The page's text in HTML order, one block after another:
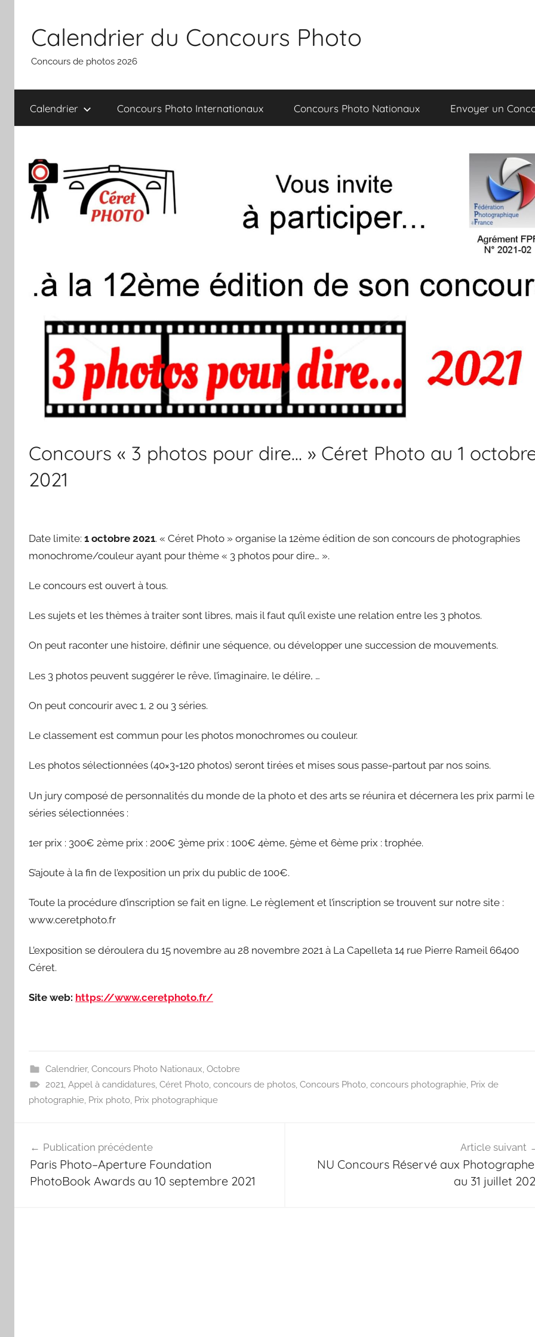
contenu
Calendrier du Concours Photo
Concours de photos 2026
Calendrier Concours Photo Internationaux Concours Photo Nationaux Envoyer un
Concours « 3 photos pour dire… » Céret Photo au 1
2021
Date limite: 1 octobre 2021. « Céret Photo » organise la 12ème édition de son concours de photographies
monochrome/couleur ayant pour thème « 3 photos pour dire… ».
Le concours est ouvert à tous.
Les sujets et les thèmes à traiter sont libres, mais il faut qu’il existe une relation entre les 3 photos.
On peut raconter une histoire, définir une séquence, ou développer une succession de mouvements.
Les 3 photos peuvent suggérer le rêve, l’imaginaire, le délire, …
On peut concourir avec 1, 2 ou 3 séries.
Le classement est commun pour les photos monochromes ou couleur.
Les photos sélectionnées (40×3=120 photos) seront tirées et mises sous passe-partout par nos soins.
Un jury composé de personnalités du monde de la photo et des arts se réunira et décernera les prix parmi
séries sélectionnées :
1er prix : 300€ 2ème prix : 200€ 3ème prix : 100€ 4ème, 5ème et 6ème prix : trophée.
S’ajoute à la fin de l’exposition un prix du public de 100€.
Toute la procédure d’inscription se fait en ligne. Le règlement et l’inscription se trouvent sur notre site :
www.ceretphoto.fr
L’exposition se déroulera du 15 novembre au 28 novembre 2021 à La Capelleta 14 rue Pierre Rameil 66400
Céret.
Site web: https://www.ceretphoto.fr/
Calendrier, Concours Photo Nationaux, Octobre
2021, Appel à candidatures, Céret Photo, concours de photos, Concours Photo, concours photographie, Prix de
photographie, Prix photo, Prix photographique
de
l’article
Publication précédente
Paris Photo–Aperture Foundation
PhotoBook Awards au 10 septembre 2021
Article suivant
NU Concours Réservé aux
au 31 juillet